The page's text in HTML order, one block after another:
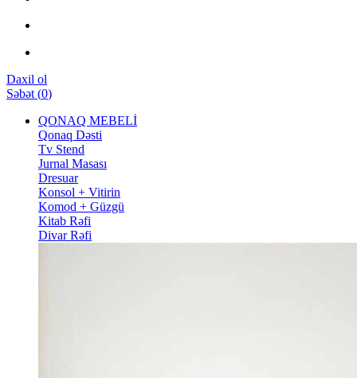
Daxil ol
Səbət (0)
QONAQ MEBELİ
Qonaq Dəsti
Tv Stend
Jurnal Masası
Dresuar
Konsol + Vitirin
Komod + Güzgü
Kitab Rəfi
Divar Rəfi